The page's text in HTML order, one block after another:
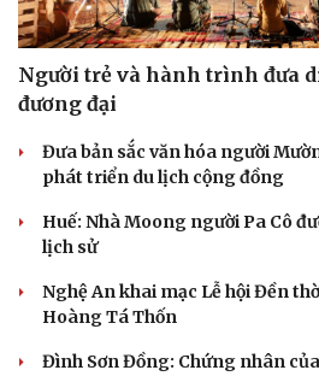
Tư vấn
Săn Tour
check-in
Người trẻ và hành trình đưa
đương đại
Đưa bản sắc văn hóa người
phát triển du lịch cộng đồng
Huế: Nhà Moong người Pa Cô
lịch sử
Nghệ An khai mạc Lễ hội Đền
Hoàng Tá Thốn
Đình Sơn Đồng: Chứng nhân